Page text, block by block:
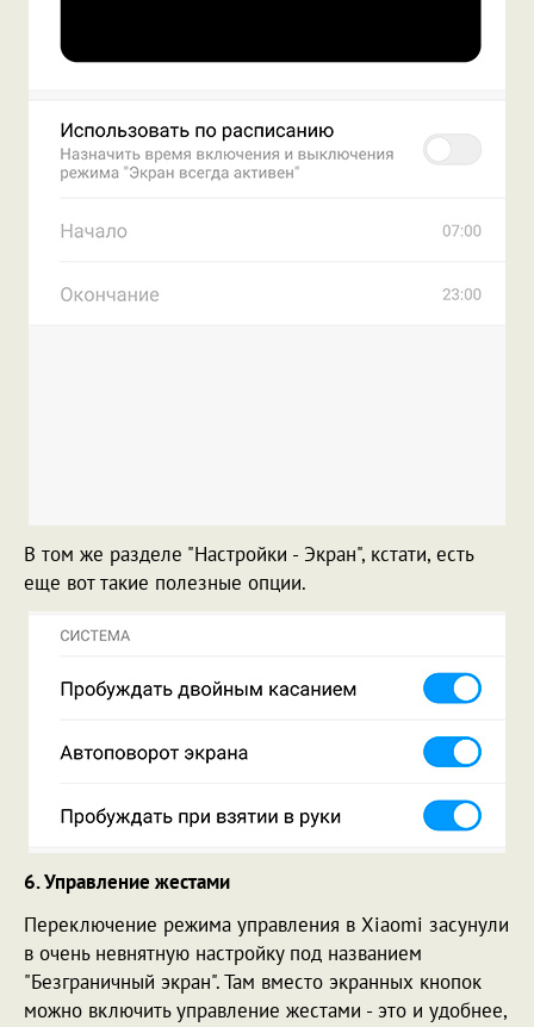
В том же разделе "Настройки - Экран", кстати, есть
еще вот такие полезные опции.
6. Управление жестами
Переключение режима управления в Xiaomi засунули
в очень невнятную настройку под названием
"Безграничный экран". Там вместо экранных кнопок
можно включить управление жестами - это и удобнее,